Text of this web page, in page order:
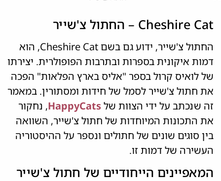
Cheshire Cat – החתול צ'שייר
החתול צ'שייר, ידוע גם בשם Cheshire Cat, הוא
דמות איקונית בספרות ובתרבות הפופולרית. יצירתו
של לואיס קרול בספר "אליס בארץ הפלאות" הפכה
את חתול צ'שייר לסמל של חידות ומסתורין. במאמר
זה שנכתב על ידי הצוות שלHappyCats, נחקור
את התכונות המיוחדות של חתול צ'שייר, השוואה
בין סוגים שונים של חתולים ונספר על ההיסטוריה
העשירה של דמות זו.
המאפיינים הייחודיים של חתול צ'שייר